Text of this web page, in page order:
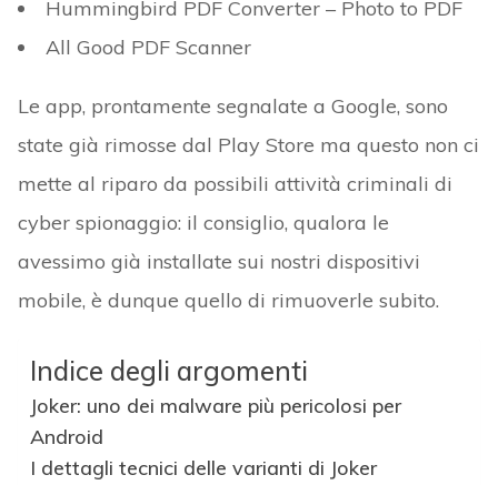
Hummingbird PDF Converter – Photo to PDF
All Good PDF Scanner
Le app, prontamente segnalate a Google, sono
state già rimosse dal Play Store ma questo non ci
mette al riparo da possibili attività criminali di
cyber spionaggio: il consiglio, qualora le
avessimo già installate sui nostri dispositivi
mobile, è dunque quello di rimuoverle subito.
Indice degli argomenti
Joker: uno dei malware più pericolosi per
Android
I dettagli tecnici delle varianti di Joker